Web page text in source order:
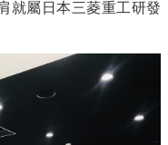
就屬日本三菱重工研發